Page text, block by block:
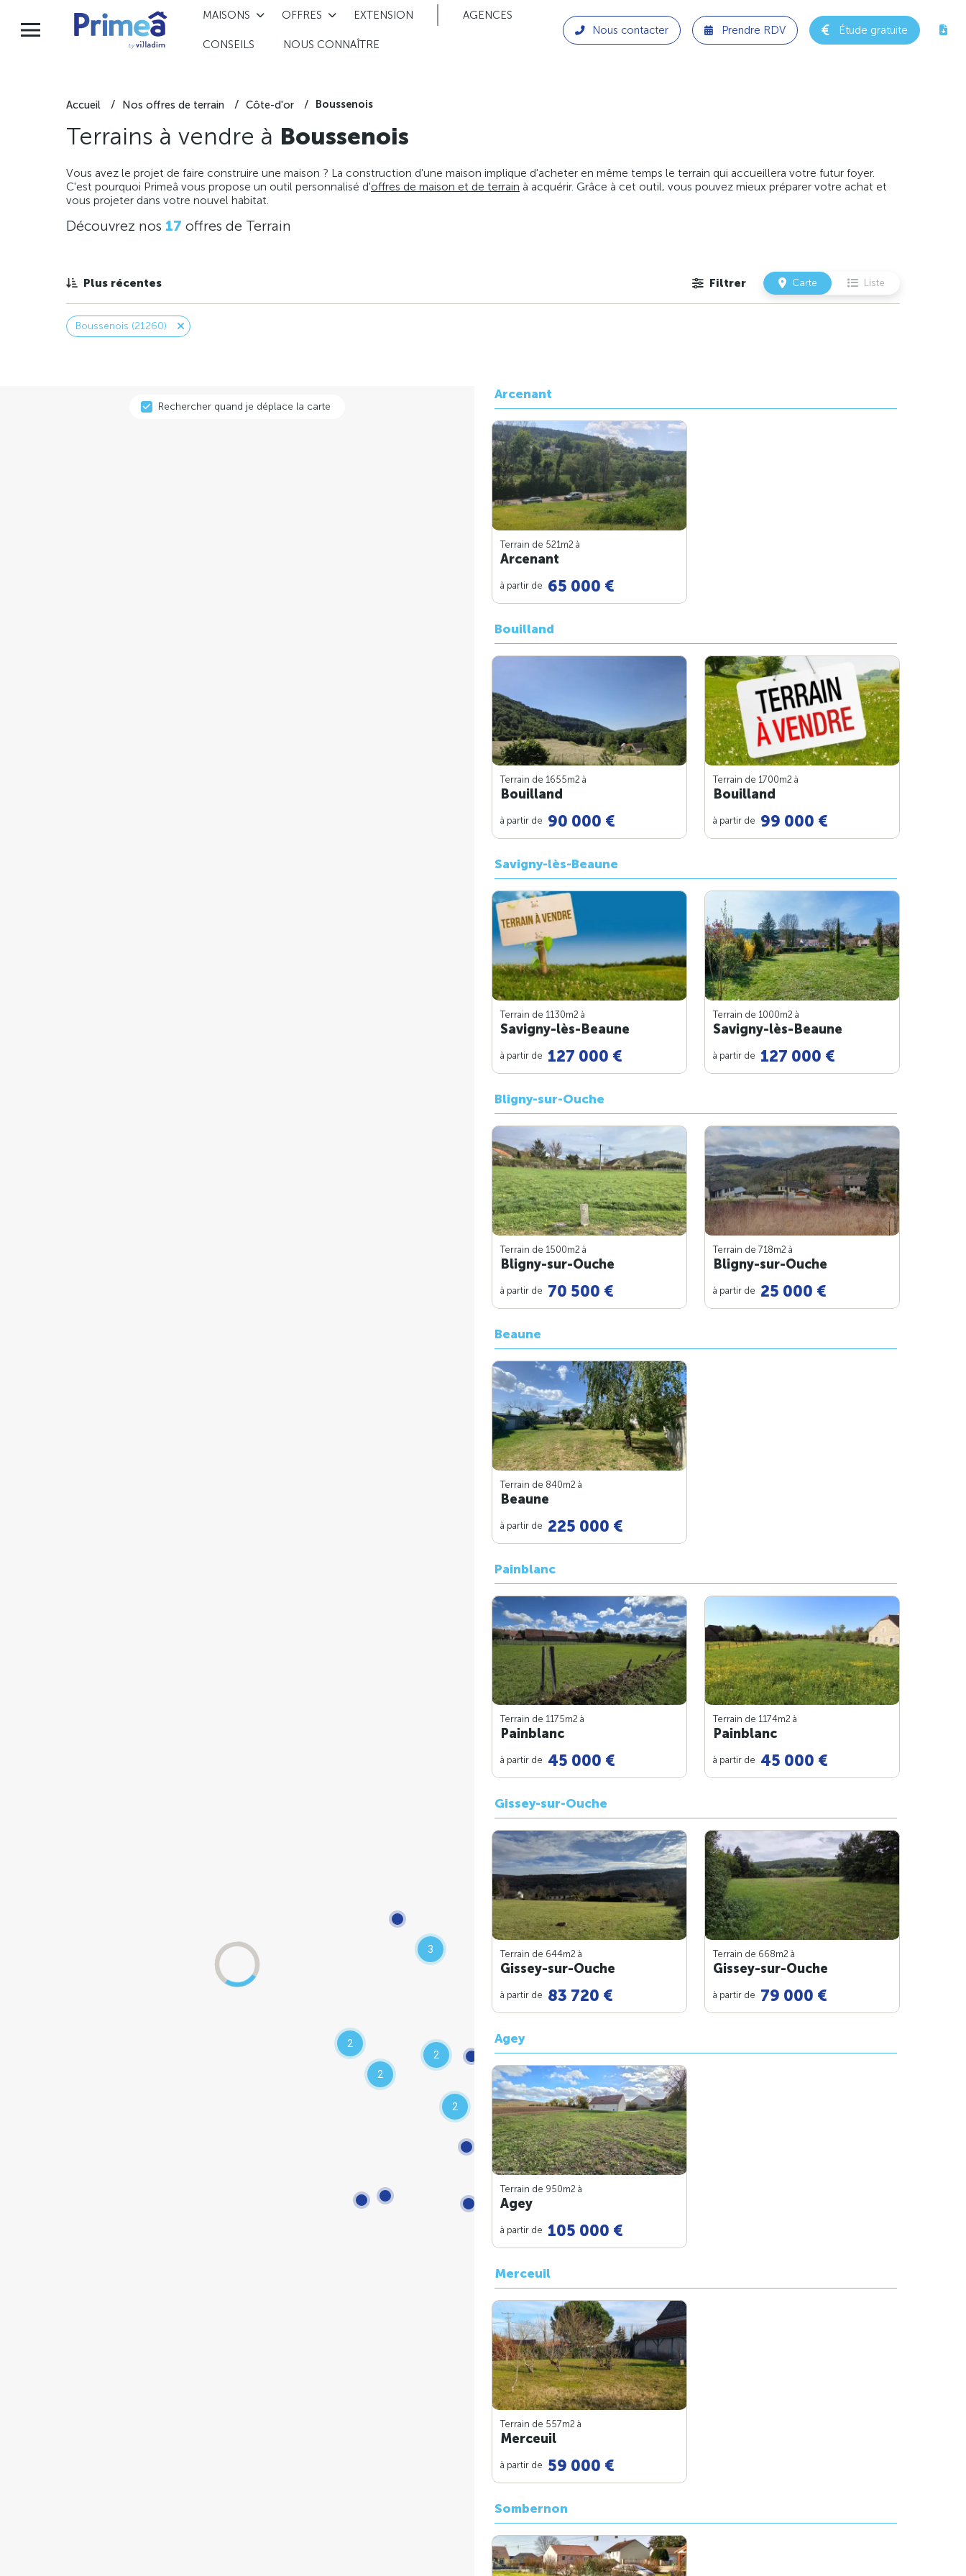
MAISONS OFFRES EXTENSION AGENCES
CONSEILS NOUS CONNAÎTRE
Nous contacter Prendre RDV Étude gratuite
Accueil Nos offres de terrain Côte-d'or Boussenois
Terrains à vendre à Boussenois
Vous avez le projet de faire construire une maison ? La construction d'une maison implique d'acheter en même temps le terrain qui accueillera votre futur foyer.
C'est pourquoi Primeâ vous propose un outil personnalisé d'offres de maison et de terrain à acquérir. Grâce à cet outil, vous pouvez mieux préparer votre achat et
vous projeter dans votre nouvel habitat.
Découvrez nos 17 offres de Terrain
Plus récentes Filtrer Carte Liste
Boussenois (21260)
3
2
2
2
2
Rechercher quand je déplace la carte
Arcenant
Terrain de 521m2 à
Arcenant
à partir de 65 000 €
Bouilland
Terrain de 1655m2 à
Bouilland
à partir de 90 000 €
Terrain de 1700m2 à
Bouilland
à partir de 99 000 €
Savigny-lès-Beaune
Terrain de 1130m2 à
Savigny-lès-Beaune
à partir de 127 000 €
Terrain de 1000m2 à
Savigny-lès-Beaune
à partir de 127 000 €
Bligny-sur-Ouche
Terrain de 1500m2 à
Bligny-sur-Ouche
à partir de 70 500 €
Terrain de 718m2 à
Bligny-sur-Ouche
à partir de 25 000 €
Beaune
Terrain de 840m2 à
Beaune
à partir de 225 000 €
Painblanc
Terrain de 1175m2 à
Painblanc
à partir de 45 000 €
Terrain de 1174m2 à
Painblanc
à partir de 45 000 €
Gissey-sur-Ouche
Terrain de 644m2 à
Gissey-sur-Ouche
à partir de 83 720 €
Terrain de 668m2 à
Gissey-sur-Ouche
à partir de 79 000 €
Agey
Terrain de 950m2 à
Agey
à partir de 105 000 €
Merceuil
Terrain de 557m2 à
Merceuil
à partir de 59 000 €
Sombernon